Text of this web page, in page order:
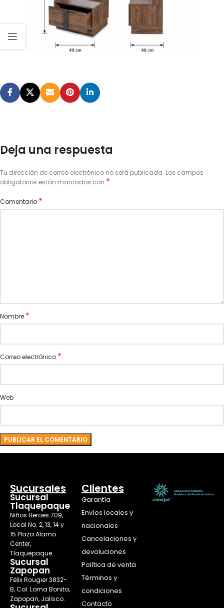
Deja una respuesta
Tu dirección de correo electrónico no será publicada. Los campos
obligatorios están marcados con *
Comentario *
Nombre *
Correo electrónico *
Web
Sucursales
Sucursal
Tlaquepaque
Niños Heroes 709,
Local No. 2, 13, 14 y
15 Plaza Alamo
Center,
Tlaquepaque.
Sucursal
Zapopan
Félix Rougier 3832-
B, Col. Loma Bonita,
Zapopan, Jalisco.
Clientes
Garantía
Envíos locales y
nacionales
Cancelaciones y
devoluciones
Política de venta
Términos y
condiciones
Contacto